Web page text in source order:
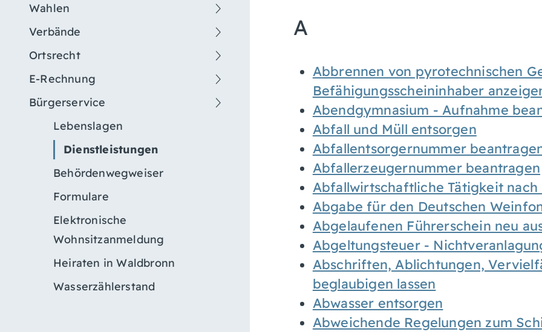
Wahlen
Verbände
Ortsrecht
E-Rechnung
Bürgerservice
Lebenslagen
Dienstleistungen
Behördenwegweiser
Formulare
Elektronische
Wohnsitzanmeldung
Heiraten in Waldbronn
Wasserzählerstand
A
Abbrennen von pyrotechnischen
Befähigungsscheininhaber
Abendgymnasium - Aufnahme
Abfall und Müll entsorgen
Abfallentsorgernummer
Abfallerzeugernummer beantragen
Abfallwirtschaftliche Tätigkeit
Abgabe für den Deutschen
Abgelaufenen Führerschein neu
Abgeltungsteuer -
Abschriften, Ablichtungen,
beglaubigen lassen
Abwasser entsorgen
Abweichende Regelungen zum